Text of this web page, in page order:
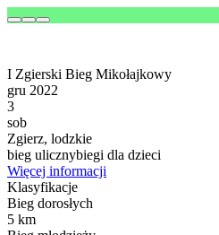
I Zgierski Bieg Mikołajkowy
gru 2022
3
sob
Zgierz, lodzkie
bieg ulicznybiegi dla dzieci
Więcej informacji
Klasyfikacje
Bieg dorosłych
5 km